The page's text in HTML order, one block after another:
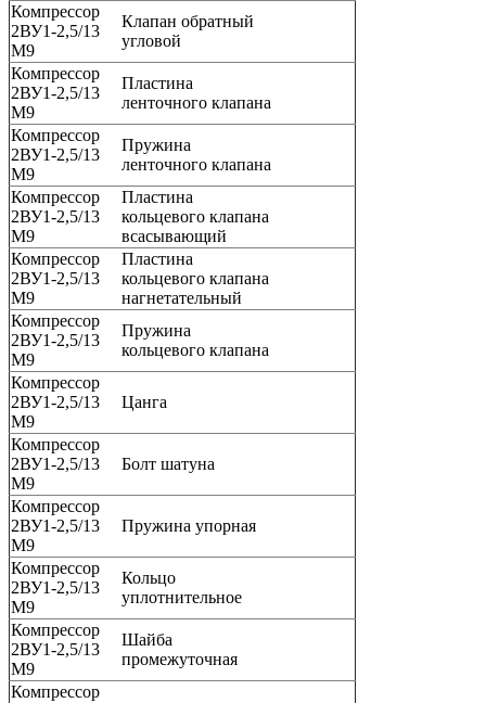
Компрессор
2ВУ1-2,5/13
М9
Клапан обратный
угловой
Компрессор
2ВУ1-2,5/13
М9
Пластина
ленточного клапана
Компрессор
2ВУ1-2,5/13
М9
Пружина
ленточного клапана
Компрессор
2ВУ1-2,5/13
М9
Пластина
кольцевого клапана
всасывающий
Компрессор
2ВУ1-2,5/13
М9
Пластина
кольцевого клапана
нагнетательный
Компрессор
2ВУ1-2,5/13
М9
Пружина
кольцевого клапана
Компрессор
2ВУ1-2,5/13
М9
Цанга
Компрессор
2ВУ1-2,5/13
М9
Болт шатуна
Компрессор
2ВУ1-2,5/13
М9
Пружина упорная
Компрессор
2ВУ1-2,5/13
М9
Кольцо
уплотнительное
Компрессор
2ВУ1-2,5/13
М9
Шайба
промежуточная
Компрессор